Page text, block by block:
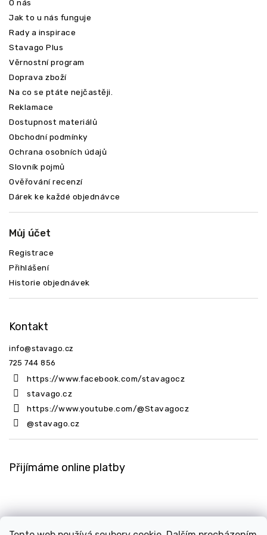
O nás
Jak to u nás funguje
Rady a inspirace
Stavago Plus
Věrnostní program
Doprava zboží
Na co se ptáte nejčastěji.
Reklamace
Dostupnost materiálů
Obchodní podmínky
Ochrana osobních údajů
Slovník pojmů
Ověřování recenzí
Dárek ke každé objednávce
Můj účet
Registrace
Přihlášení
Historie objednávek
Kontakt
info@stavago.cz
725 744 856
https://www.facebook.com/stavagocz
stavago.cz
https://www.youtube.com/@Stavagocz
@stavago.cz
Přijímáme online platby